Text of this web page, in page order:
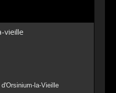
vieille
la-Vieille